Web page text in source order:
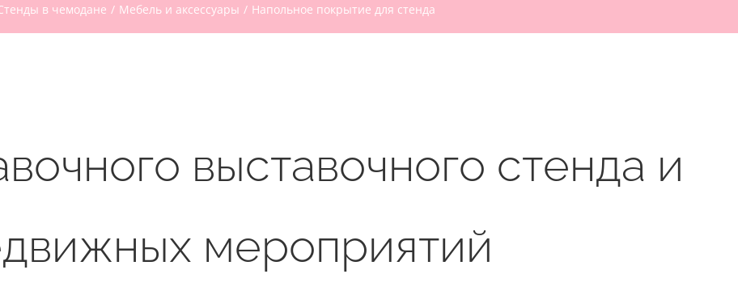
в чемодане Мебель и аксессуары Напольное покрытие для стенда
выставочного стенда и
мероприятий